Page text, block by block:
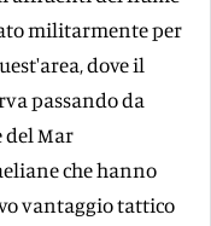
militarmente per
dove il
passando da
del Mar
che hanno
vantaggio tattico